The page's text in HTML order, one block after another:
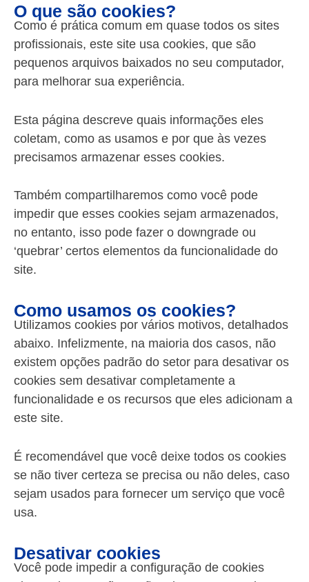
O que são cookies?
Como é prática comum em quase todos os sites
profissionais, este site usa cookies, que são
pequenos arquivos baixados no seu computador,
para melhorar sua experiência.
Esta página descreve quais informações eles
coletam, como as usamos e por que às vezes
precisamos armazenar esses cookies.
Também compartilharemos como você pode
impedir que esses cookies sejam armazenados,
no entanto, isso pode fazer o downgrade ou
‘quebrar’ certos elementos da funcionalidade do
site.
Como usamos os cookies?
Utilizamos cookies por vários motivos, detalhados
abaixo. Infelizmente, na maioria dos casos, não
existem opções padrão do setor para desativar os
cookies sem desativar completamente a
funcionalidade e os recursos que eles adicionam a
este site.
É recomendável que você deixe todos os cookies
se não tiver certeza se precisa ou não deles, caso
sejam usados para fornecer um serviço que você
usa.
Desativar cookies
Você pode impedir a configuração de cookies